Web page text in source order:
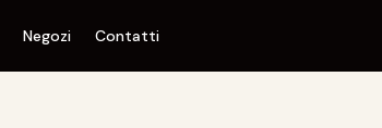
Negozi Contatti